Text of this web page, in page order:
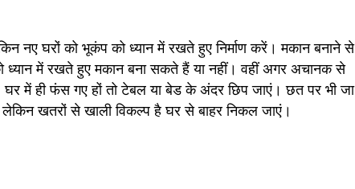
नए घरों को भूकंप को ध्‍यान में रखते हुए निर्माण करें। मकान बनाने से
में रखते हुए मकान बना सकते हैं या नहीं। वहीं अगर अचानक से
में ही फंस गए हों तो टेबल या बेड के अंदर छिप जाएं। छत पर भी जा
खतरों से खाली विकल्‍प है घर से बाहर निकल जाएं।